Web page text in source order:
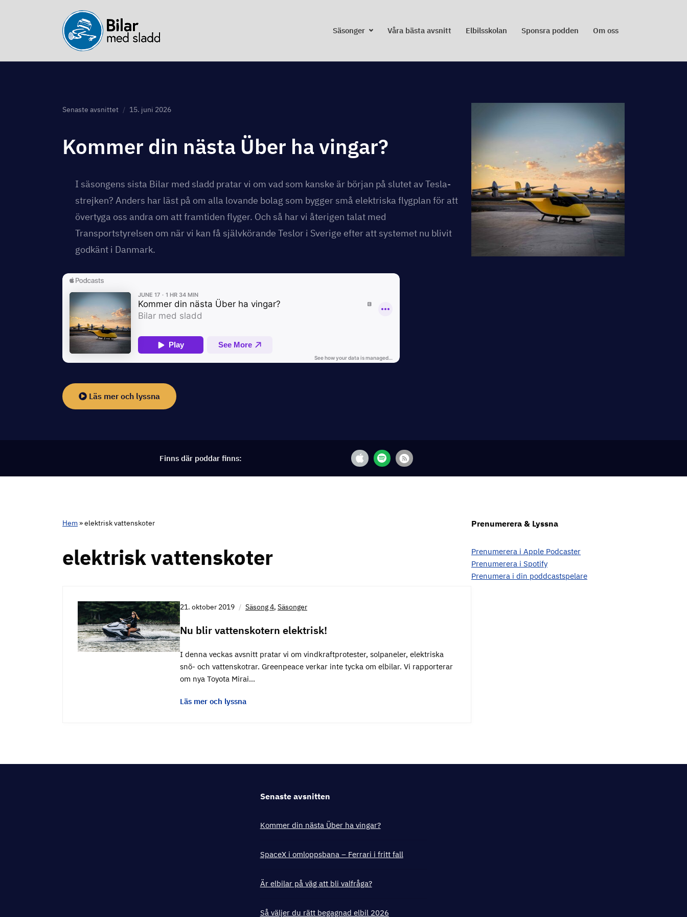
content
Säsonger Våra bästa avsnitt Elbilsskolan Sponsra podden Om oss
Senaste avsnittet 15. juni 2026
Kommer din nästa Über ha vingar?
I säsongens sista Bilar med sladd pratar vi om vad som kanske är början på slutet av Tesla-
strejken? Anders har läst på om alla lovande bolag som bygger små elektriska flygplan för att
övertyga oss andra om att framtiden flyger. Och så har vi återigen talat med
Transportstyrelsen om när vi kan få självkörande Teslor i Sverige efter att systemet nu blivit
godkänt i Danmark.
Läs mer och lyssna
Finns där poddar finns:
Hem»elektrisk vattenskoter
elektrisk vattenskoter
21. oktober 2019 Säsong 4, Säsonger
Nu blir vattenskotern elektrisk!
I denna veckas avsnitt pratar vi om vindkraftprotester, solpaneler, elektriska
snö- och vattenskotrar. Greenpeace verkar inte tycka om elbilar. Vi rapporterar
om nya Toyota Mirai…
Läs mer och lyssna
Prenumerera & Lyssna
Prenumerera i Apple Podcaster
Prenumerera i Spotify
Prenumera i din poddcastspelare
Senaste avsnitten
Kommer din nästa Über ha vingar?
SpaceX i omloppsbana – Ferrari i fritt fall
Är elbilar på väg att bli valfråga?
Så väljer du rätt begagnad elbil 2026